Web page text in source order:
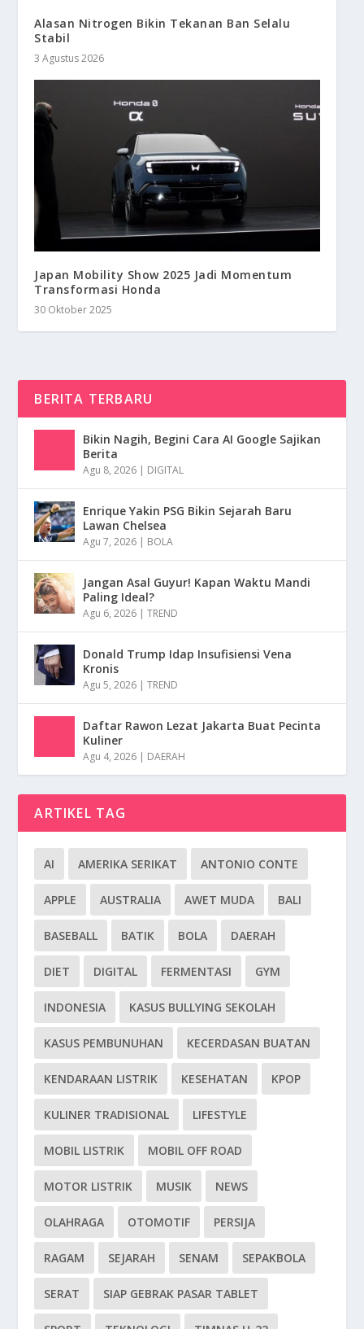
Alasan Nitrogen Bikin Tekanan Ban Selalu
Stabil
3 Agustus 2026
Japan Mobility Show 2025 Jadi Momentum
Transformasi Honda
30 Oktober 2025
BERITA TERBARU
Bikin Nagih, Begini Cara AI Google Sajikan
Berita
Agu 8, 2026 | DIGITAL
Enrique Yakin PSG Bikin Sejarah Baru
Lawan Chelsea
Agu 7, 2026 | BOLA
Jangan Asal Guyur! Kapan Waktu Mandi
Paling Ideal?
Agu 6, 2026 |TREND
Donald Trump Idap Insufisiensi Vena
Kronis
Agu 5, 2026 |TREND
Daftar Rawon Lezat Jakarta Buat Pecinta
Kuliner
Agu 4, 2026 | DAERAH
ARTIKEL TAG
AI AMERIKA SERIKAT ANTONIO CONTE
APPLE AUSTRALIA AWET MUDA BALI
BASEBALL BATIK BOLA DAERAH
DIET DIGITAL FERMENTASI GYM
INDONESIA KASUS BULLYING SEKOLAH
KASUS PEMBUNUHAN KECERDASAN BUATAN
KENDARAAN LISTRIK KESEHATAN KPOP
KULINER TRADISIONAL LIFESTYLE
MOBIL LISTRIK MOBIL OFF ROAD
MOTOR LISTRIK MUSIK NEWS
OLAHRAGA OTOMOTIF PERSIJA
RAGAM SEJARAH SENAM SEPAKBOLA
SERAT SIAP GEBRAK PASAR TABLET